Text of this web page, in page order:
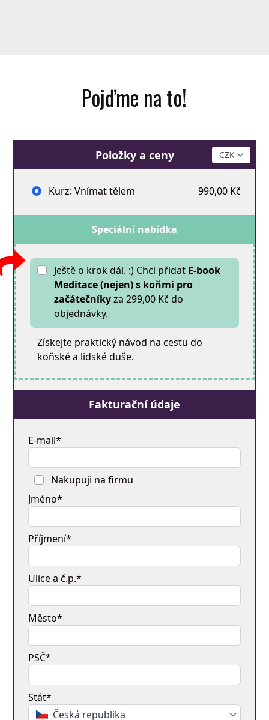
Pojďme na to!
Položky a ceny
Kurz: Vnímat tělem 990,00 Kč
Speciální nabídka
Ještě o krok dál. :) Chci přidat E-book
Meditace (nejen) s koňmi pro
začátečníkyza 299,00 Kč do
objednávky.
Získejte praktický návod na cestu do
koňské a lidské duše.
Fakturační údaje
E-mail*
Nakupuji na firmu
Jméno*
Příjmení*
Ulice a č.p.*
Město*
PSČ*
Stát*
Česká republika